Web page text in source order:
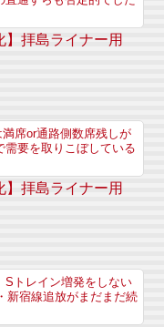
】拝島ライナー用
席or通路側数席残しが
需要を取りこぼしている
】拝島ライナー用
Sトレイン増発をしない
新宿線追放がまだまだ続